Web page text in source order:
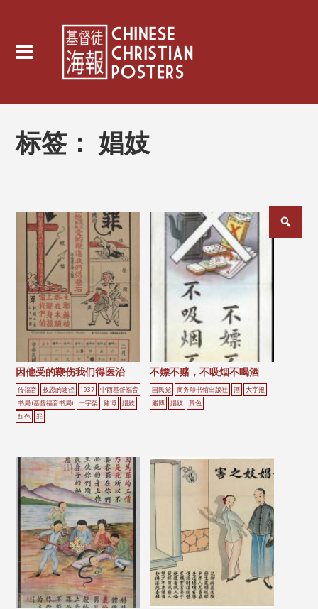
标签： 娼妓
因他受的鞭伤我们得医治
传福音 救恩的途径 1937
中西基督福音
书局 (基督福音书局)
十字架 赌博
娼妓
红色
罪
不嫖不赌，不吸烟不喝酒
国民党 商务印书馆出版社 酒
大字报
赌博
娼妓 黃色